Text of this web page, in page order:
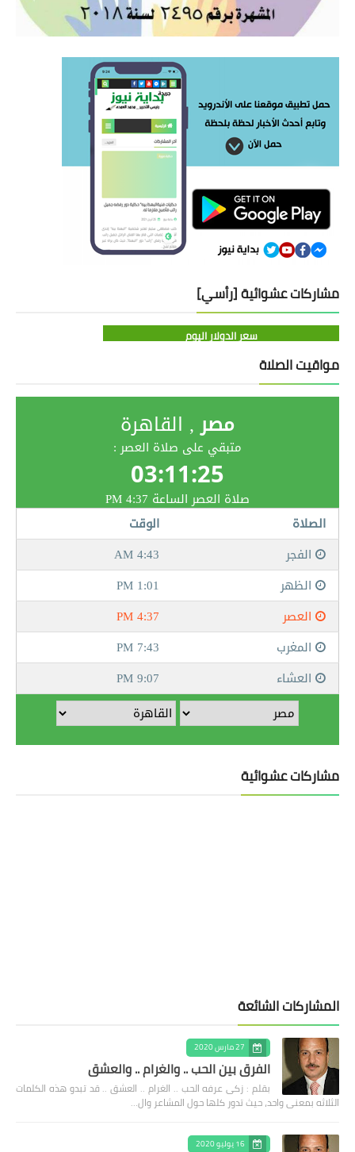
مشاركات عشوائية [رأسي]
سعر الدولار اليوم
مواقيت الصلاة
مشاركات عشوائية
المشاركات الشائعة
27 مارس 2020
الفرق بين الحب .. والغرام .. والعشق
بقلم : زكى عرفه الحب .. الغرام .. العشق .. قد تبدو هذه الكلمات
الثلاثه بمعنى واحد، حيث تدور كلها حول المشاعر وال…
16 يوليو 2020